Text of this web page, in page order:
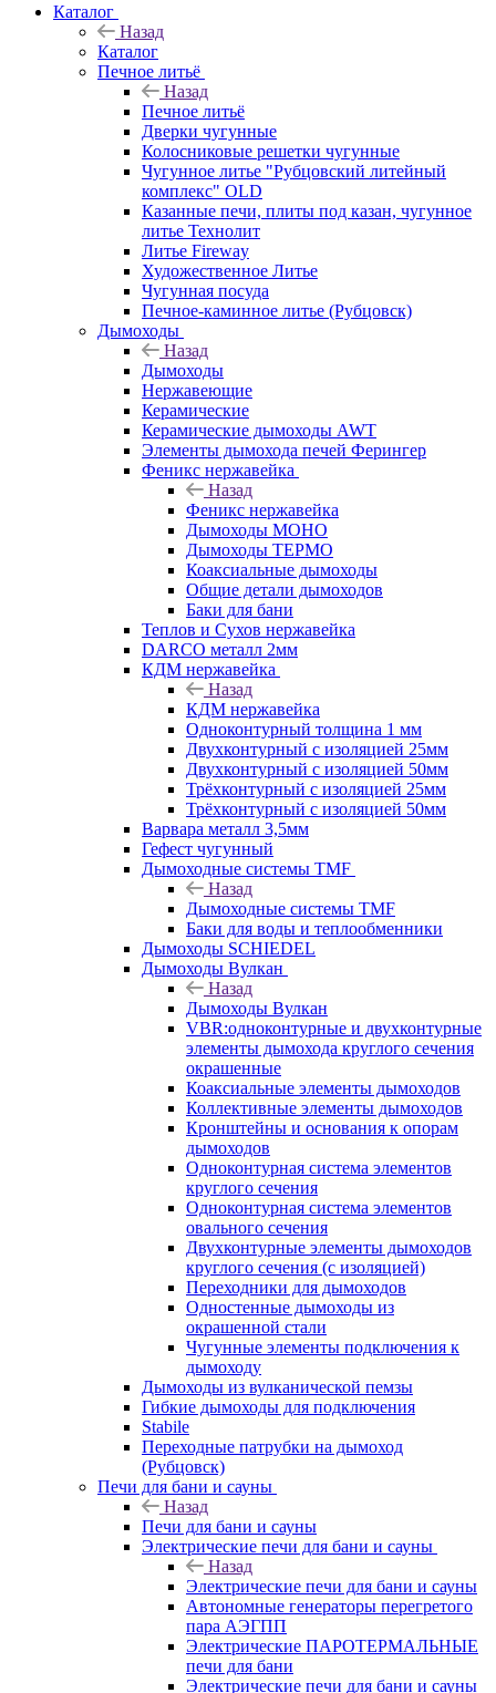
Каталог
Назад
Каталог
Печное литьё
Назад
Печное литьё
Дверки чугунные
Колосниковые решетки чугунные
Чугунное литье "Рубцовский литейный
комплекс" OLD
Казанные печи, плиты под казан, чугунное
литье Технолит
Литье Fireway
Художественное Литье
Чугунная посуда
Печное-каминное литье (Рубцовск)
Дымоходы
Назад
Дымоходы
Нержавеющие
Керамические
Керамические дымоходы AWT
Элементы дымохода печей Ферингер
Феникс нержавейка
Назад
Феникс нержавейка
Дымоходы МОНО
Дымоходы ТЕРМО
Коаксиальные дымоходы
Общие детали дымоходов
Баки для бани
Теплов и Сухов нержавейка
DARCO металл 2мм
КДМ нержавейка
Назад
КДМ нержавейка
Одноконтурный толщина 1 мм
Двухконтурный с изоляцией 25мм
Двухконтурный с изоляцией 50мм
Трёхконтурный с изоляцией 25мм
Трёхконтурный с изоляцией 50мм
Варвара металл 3,5мм
Гефест чугунный
Дымоходные системы TMF
Назад
Дымоходные системы TMF
Баки для воды и теплообменники
Дымоходы SCHIEDEL
Дымоходы Вулкан
Назад
Дымоходы Вулкан
VBR:одноконтурные и двухконтурные
элементы дымохода круглого сечения
окрашенные
Коаксиальные элементы дымоходов
Коллективные элементы дымоходов
Кронштейны и основания к опорам
дымоходов
Одноконтурная система элементов
круглого сечения
Одноконтурная система элементов
овального сечения
Двухконтурные элементы дымоходов
круглого сечения (с изоляцией)
Переходники для дымоходов
Одностенные дымоходы из
окрашенной стали
Чугунные элементы подключения к
дымоходу
Дымоходы из вулканической пемзы
Гибкие дымоходы для подключения
Stabile
Переходные патрубки на дымоход
(Рубцовск)
Печи для бани и сауны
Назад
Печи для бани и сауны
Электрические печи для бани и сауны
Назад
Электрические печи для бани и сауны
Автономные генераторы перегретого
пара АЭГПП
Электрические ПАРОТЕРМАЛЬНЫЕ
печи для бани
Электрические печи для бани и сауны